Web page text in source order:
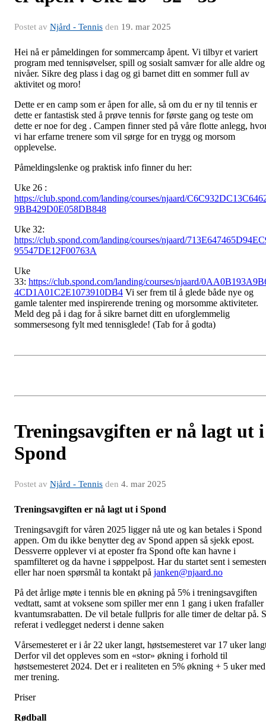
Postet av Njård - Tennis den 19. mar 2025
Hei nå er påmeldingen for sommercamp åpent. Vi tilbyr et variert
program med tennisøvelser, spill og sosialt samvær for alle aldre og
nivåer. Sikre deg plass i dag og gi barnet ditt en sommer full av
aktivitet og moro!
Dette er en camp som er åpen for alle, så om du er ny til tennis er
dette er fantastisk sted å prøve tennis for første gang og teste om
dette er noe for deg . Campen finner sted på våre flotte anlegg,
vi har erfarne trenere som vil sørge for en trygg og morsom
opplevelse.
Påmeldingslenke og praktisk info finner du her:
Uke 26 :
https://club.spond.com/landing/courses/njaard/
9BB429D0E058DB848
Uke 32:
https://club.spond.com/landing/courses/njaard/
95547DE12F00763A
Uke
33: https://club.spond.com/landing/courses/njaard/
4CD1A01C2E1073910DB4 Vi ser frem til å glede både nye og
gamle talenter med inspirerende trening og morsomme aktiviteter.
Meld deg på i dag for å sikre barnet ditt en uforglemmelig
sommersesong fylt med tennisglede! (Tab for å godta)
Treningsavgiften er nå lagt ut i
Spond
Postet av Njård - Tennis den 4. mar 2025
Treningsavgiften er nå lagt ut i Spond
Treningsavgift for våren 2025 ligger nå ute og kan betales i Spond
appen. Om du ikke benytter deg av Spond appen så sjekk epost.
Dessverre opplever vi at eposter fra Spond ofte kan havne i
spamfilteret og da havne i søppelpost. Har du startet sent i
eller har noen spørsmål ta kontakt på janken@njaard.no
På det årlige møte i tennis ble en økning på 5% i treningsavgiften
vedtatt, samt at voksene som spiller mer enn 1 gang i uken frafaller
kvantumsrabatten. De vil betale fullpris for alle timer de deltar på.
referat i vedlegget nederst i denne saken
Vårsemesteret er i år 22 uker langt, høstsemesteret var 17 uker
Derfor vil det oppleves som en «stor» økning i forhold til
høstsemesteret 2024. Det er i realiteten en 5% økning + 5 uker med
mer trening.
Priser
Rødball